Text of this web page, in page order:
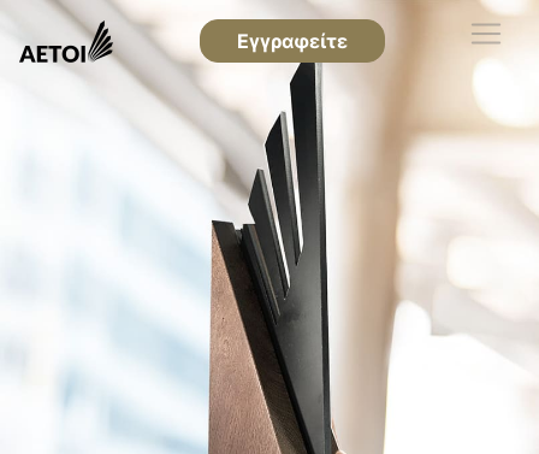
Εγγραφείτε